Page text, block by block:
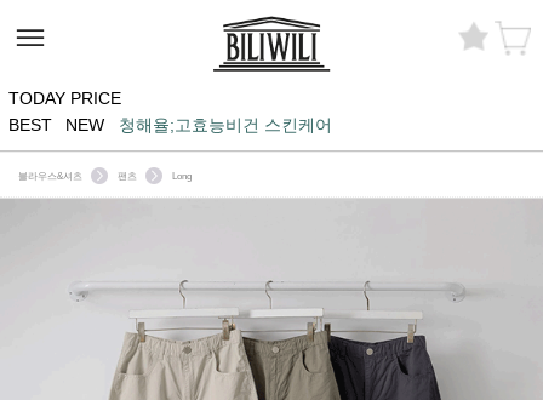
TODAY PRICE
BEST
NEW 청해율;고효능비건 스킨케어
블라우스&셔츠 팬츠 Long